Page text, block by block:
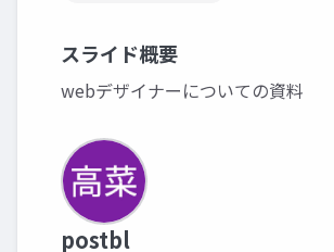
スライド概要
webデザイナーについての資料
postbl